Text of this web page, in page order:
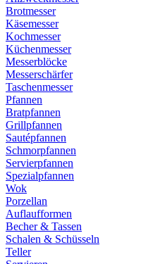
Brotmesser
Käsemesser
Kochmesser
Küchenmesser
Messerblöcke
Messerschärfer
Taschenmesser
Pfannen
Bratpfannen
Grillpfannen
Sautépfannen
Schmorpfannen
Servierpfannen
Spezialpfannen
Wok
Porzellan
Auflaufformen
Becher & Tassen
Schalen & Schüsseln
Teller